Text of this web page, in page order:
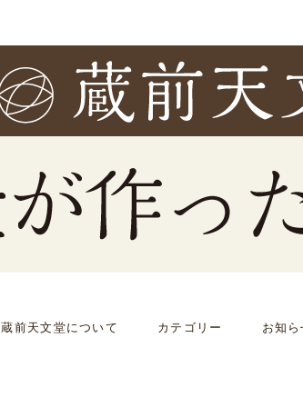
蔵前天文堂について カテゴリー お知